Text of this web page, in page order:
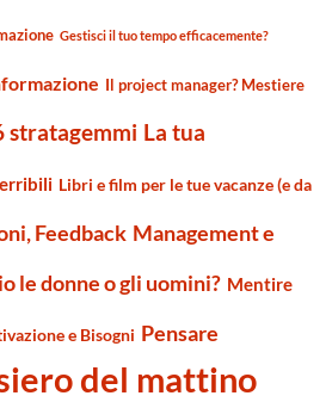
Gestisci il tuo tempo efficacemente?
Il project manager? Mestiere
stratagemmi La tua
Libri e film per le tue vacanze (e da
Feedback Management e
le donne o gli uomini? Mentire
e Bisogni Pensare
del mattino